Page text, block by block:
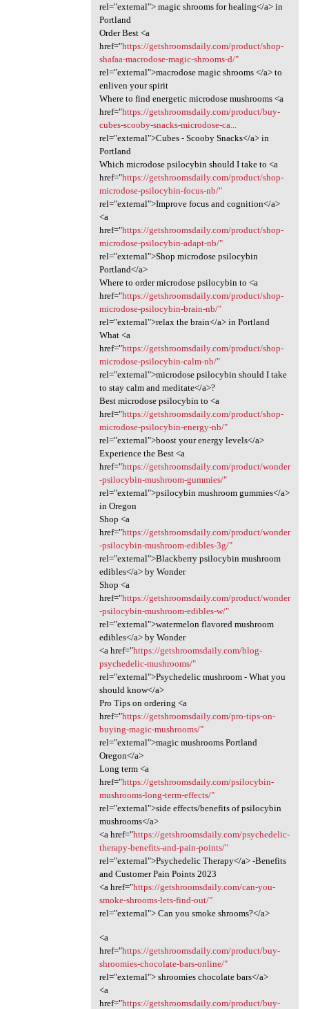
rel="external"> magic shrooms for healing</a> in
Portland
Order Best <a
href="https://getshroomsdaily.com/product/shop-
shafaa-macrodose-magic-shrooms-d/"
rel="external">macrodose magic shrooms </a> to
enliven your spirit
Where to find energetic microdose mushrooms <a
href="https://getshroomsdaily.com/product/buy-
cubes-scooby-snacks-microdose-ca...
rel="external">Cubes - Scooby Snacks</a> in
Portland
Which microdose psilocybin should I take to <a
href="https://getshroomsdaily.com/product/shop-
microdose-psilocybin-focus-nb/"
rel="external">Improve focus and cognition</a>
<a
href="https://getshroomsdaily.com/product/shop-
microdose-psilocybin-adapt-nb/"
rel="external">Shop microdose psilocybin
Portland</a>
Where to order microdose psilocybin to <a
href="https://getshroomsdaily.com/product/shop-
microdose-psilocybin-brain-nb/"
rel="external">relax the brain</a> in Portland
What <a
href="https://getshroomsdaily.com/product/shop-
microdose-psilocybin-calm-nb/"
rel="external">microdose psilocybin should I take
to stay calm and meditate</a>?
Best microdose psilocybin to <a
href="https://getshroomsdaily.com/product/shop-
microdose-psilocybin-energy-nb/"
rel="external">boost your energy levels</a>
Experience the Best <a
href="https://getshroomsdaily.com/product/wonder
-psilocybin-mushroom-gummies/"
rel="external">psilocybin mushroom gummies</a>
in Oregon
Shop <a
href="https://getshroomsdaily.com/product/wonder
-psilocybin-mushroom-edibles-3g/"
rel="external">Blackberry psilocybin mushroom
edibles</a> by Wonder
Shop <a
href="https://getshroomsdaily.com/product/wonder
-psilocybin-mushroom-edibles-w/"
rel="external">watermelon flavored mushroom
edibles</a> by Wonder
<a href="https://getshroomsdaily.com/blog-
psychedelic-mushrooms/"
rel="external">Psychedelic mushroom - What you
should know</a>
Pro Tips on ordering <a
href="https://getshroomsdaily.com/pro-tips-on-
buying-magic-mushrooms/"
rel="external">magic mushrooms Portland
Oregon</a>
Long term <a
href="https://getshroomsdaily.com/psilocybin-
mushrooms-long-term-effects/"
rel="external">side effects/benefits of psilocybin
mushrooms</a>
<a href="https://getshroomsdaily.com/psychedelic-
therapy-benefits-and-pain-points/"
rel="external">Psychedelic Therapy</a> -Benefits
and Customer Pain Points 2023
<a href="https://getshroomsdaily.com/can-you-
smoke-shrooms-lets-find-out/"
rel="external"> Can you smoke shrooms?</a>
<a
href="https://getshroomsdaily.com/product/buy-
shroomies-chocolate-bars-online/"
rel="external"> shroomies chocolate bars</a>
<a
href="https://getshroomsdaily.com/product/buy-